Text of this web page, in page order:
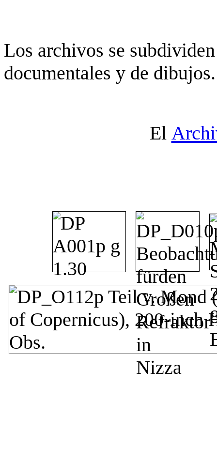
Los archivos se
documentales y de dibujos.
El